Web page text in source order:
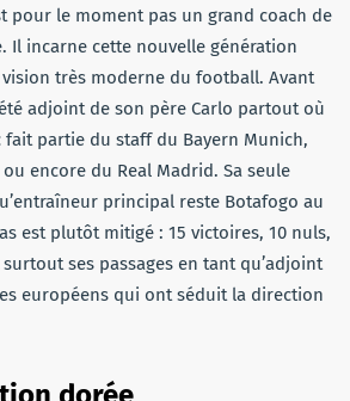
pour le moment pas un grand coach de
Il incarne cette nouvelle génération
très moderne du football. Avant
adjoint de son père Carlo partout où
fait partie du staff du Bayern Munich,
ou encore du Real Madrid. Sa seule
principal reste Botafogo au
est plutôt mitigé : 15 victoires, 10 nuls,
surtout ses passages en tant qu’adjoint
européens qui ont séduit la direction